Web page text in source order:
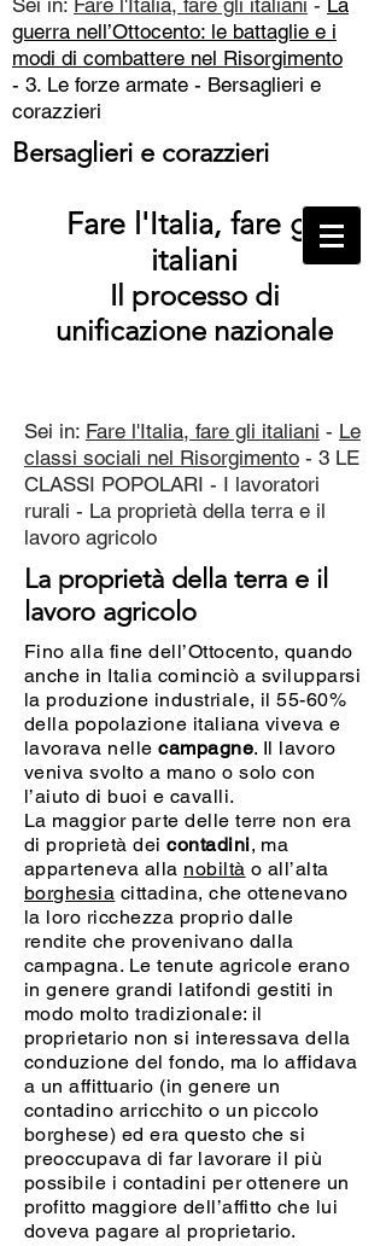
Sei in: Fare l'Italia, fare gli italiani - La
guerra nell’Ottocento: le battaglie e i
modi di combattere nel Risorgimento
- 3. Le forze armate - Bersaglieri e
corazzieri
Bersaglieri e corazzieri
Fare l'Italia, fare gli
italiani
Il processo di
unificazione nazionale
Sei in: Fare l'Italia, fare gli italiani - Le
classi sociali nel Risorgimento - 3 LE
CLASSI POPOLARI - I lavoratori
rurali - La proprietà della terra e il
lavoro agricolo
La proprietà della terra e il
lavoro agricolo
Fino alla fine dell’Ottocento, quando
anche in Italia cominciò a svilupparsi
la produzione industriale, il 55-60%
della popolazione italiana viveva e
lavorava nellecampagne. Il lavoro
veniva svolto a mano o solo con
l’aiuto di buoi e cavalli.
La maggior parte delle terre non era
di proprietà deicontadini, ma
apparteneva alla nobiltà o all’alta
borghesia cittadina, che ottenevano
la loro ricchezza proprio dalle
rendite che provenivano dalla
campagna. Le tenute agricole erano
in genere grandi latifondi gestiti in
modo molto tradizionale: il
proprietario non si interessava della
conduzione del fondo, ma lo affidava
a un affittuario (in genere un
contadino arricchito o un piccolo
borghese) ed era questo che si
preoccupava di far lavorare il più
possibile i contadini per ottenere un
profitto maggiore dell’affitto che lui
doveva pagare al proprietario.